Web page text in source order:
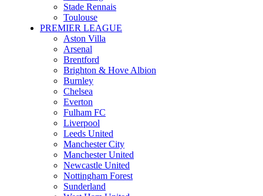
Stade Rennais
Toulouse
PREMIER LEAGUE
Aston Villa
Arsenal
Brentford
Brighton & Hove Albion
Burnley
Chelsea
Everton
Fulham FC
Liverpool
Leeds United
Manchester City
Manchester United
Newcastle United
Nottingham Forest
Sunderland